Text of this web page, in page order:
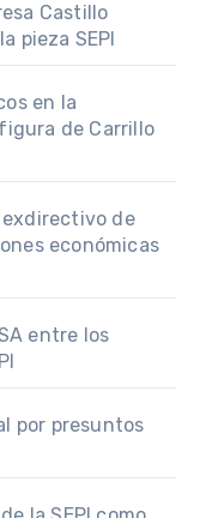
Castillo
pieza SEPI
en la
de Carrillo
exdirectivo de
económicas
entre los
por presuntos